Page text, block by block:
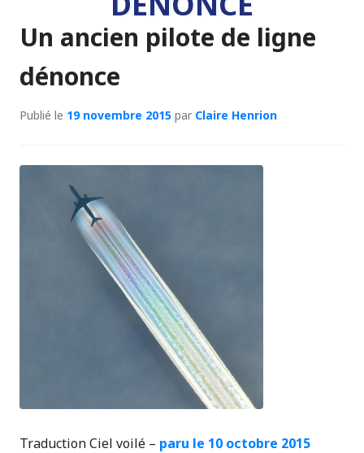
Un ancien pilote de ligne
dénonce
Publié le 19 novembre 2015 par Claire Henrion
Traduction Ciel voilé – paru le 10 octobre 2015